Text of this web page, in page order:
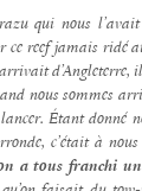
qui nous l’avait
ce reef jamais ridé
d’Angleterre,
nous sommes
Étant donné
c’était à
a tous franchi